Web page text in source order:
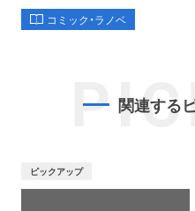
コミック・ラノベ
関連する
ピックアップ